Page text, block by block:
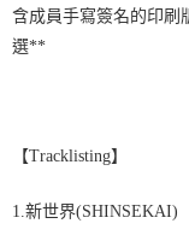
含成員手寫簽名的印刷
選**
【Tracklisting】
1. 新世界(SHINSEKAI)